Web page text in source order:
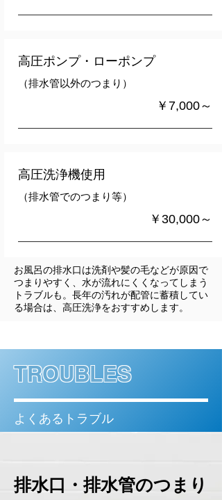
高圧ポンプ・ローポンプ
（排水管以外のつまり）
￥7,000～
高圧洗浄機使用
（排水管でのつまり等）
￥30,000～
お風呂の排水口は洗剤や髪の毛などが原因で
つまりやすく、水が流れにくくなってしまう
トラブルも。長年の汚れが配管に蓄積してい
る場合は、高圧洗浄をおすすめします。
TROUBLES
よくあるトラブル
排水口・排水管のつまり